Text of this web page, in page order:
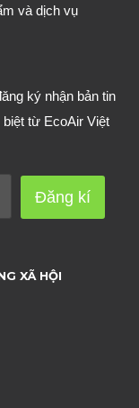
và dịch vụ
ký nhận bản tin
từ EcoAir Việt
Đăng kí
XÃ HỘI